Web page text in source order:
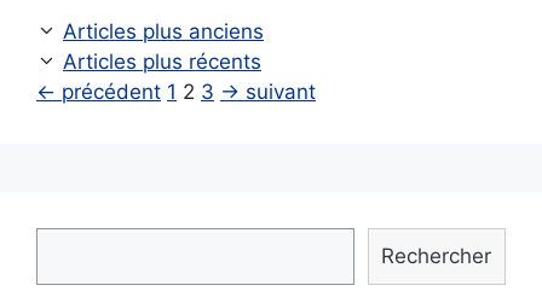
Articles plus anciens
Articles plus récents
← précédent Page
1 Page
2 Page
3 → suivant
Rechercher